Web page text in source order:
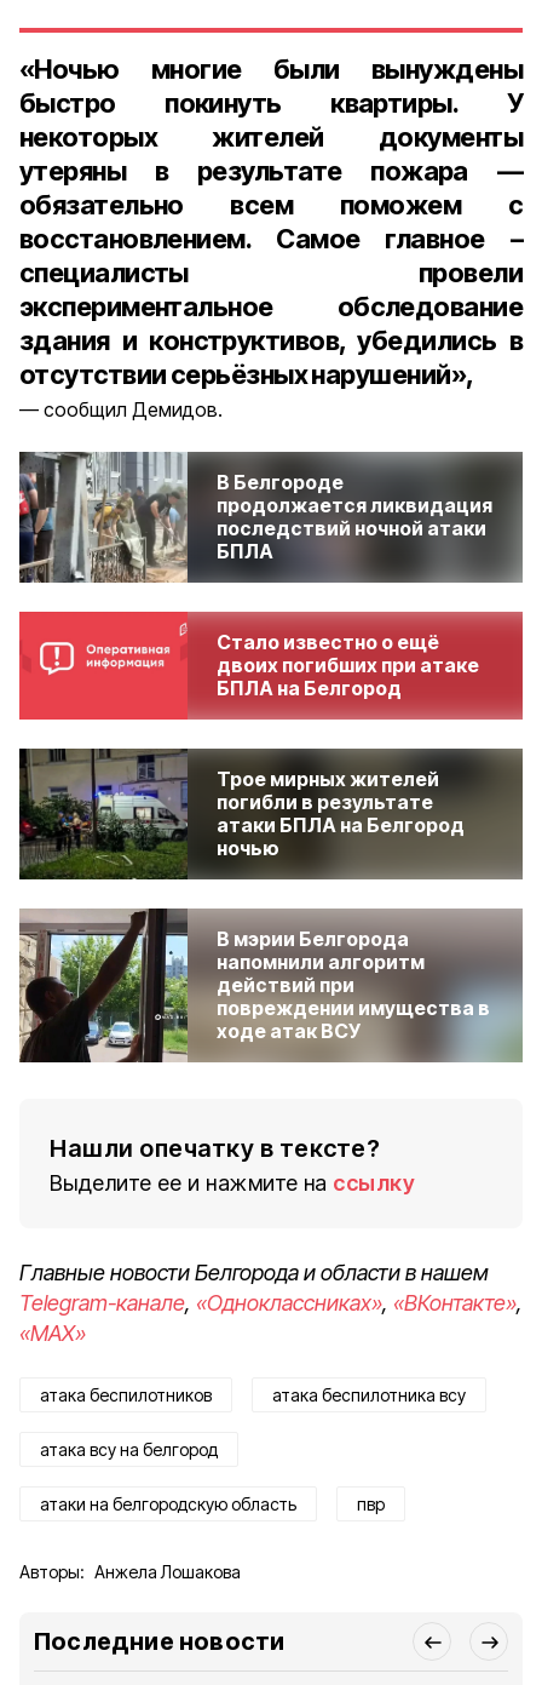
«Ночью многие были вынуждены
быстро покинуть квартиры. У
некоторых жителей документы
утеряны в результате пожара —
обязательно всем поможем с
восстановлением. Самое главное –
специалисты провели
экспериментальное обследование
здания и конструктивов, убедились в
отсутствии серьёзных нарушений»,
сообщил Демидов.
В Белгороде
продолжается ликвидация
последствий ночной атаки
БПЛА
Стало известно о ещё
двоих погибших при атаке
БПЛА на Белгород
Трое мирных жителей
погибли в результате
атаки БПЛА на Белгород
ночью
В мэрии Белгорода
напомнили алгоритм
действий при
повреждении имущества в
ходе атак ВСУ
Нашли опечатку в тексте?
Выделите ее и нажмите на ссылку
Главные новости Белгорода и области в нашем
Telegram-канале, «Одноклассниках», «ВКонтакте»,
«MAX»
атака беспилотников атака беспилотника всу
атака всу на белгород
атаки на белгородскую область пвр
Авторы: Анжела Лошакова
Последние новости